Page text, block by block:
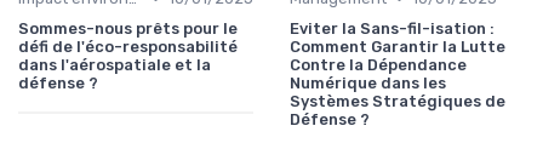
Sommes-nous prêts pour le
défi de l'éco-responsabilité
dans l'aérospatiale et la
défense ?
Eviter la Sans-fil-isation :
Comment Garantir la Lutte
Contre la Dépendance
Numérique dans les
Systèmes Stratégiques de
Défense ?